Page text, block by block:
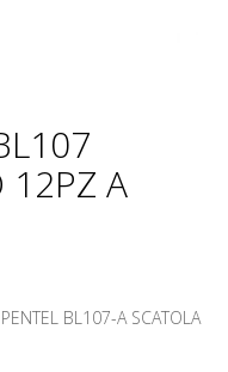
12PZ A
BL107-A SCATOLA